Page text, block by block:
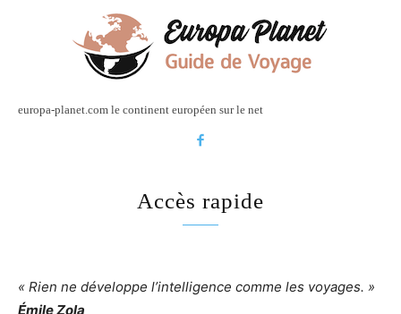
europa-planet.com le continent européen sur le net
Accès rapide
« Rien ne développe l’intelligence comme les voyages. »
Émile Zola